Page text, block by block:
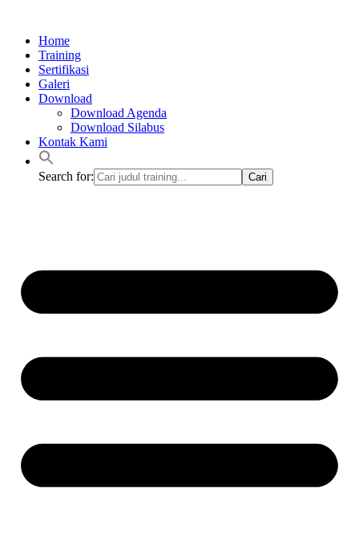
kontenHome
Training
Sertifikasi
Galeri
Download
Download Agenda
Download Silabus
Kontak Kami
Search for: